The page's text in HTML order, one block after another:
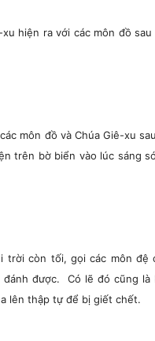
hiện ra với các môn đồ
môn đồ và Chúa Giê-xu
trên bờ biển vào lúc sáng
còn tối, gọi các môn đệ
được. Có lẽ đó cũng
lên thập tự để bị giết chết.